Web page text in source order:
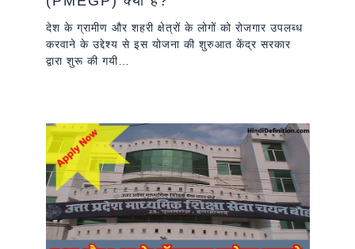
देश के ग्रामीण और शहरी क्षेत्रों के लोगों को रोजगार उपलब्ध
करवाने के उद्देश्य से इस योजना की शुरुआत केंद्र सरकार
द्वारा शुरू की गयी…